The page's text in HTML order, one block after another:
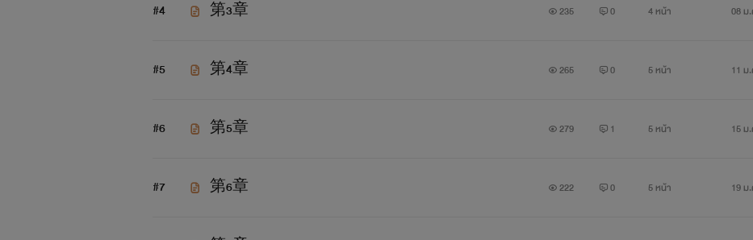
#4 第3章 235 0 4 หน้า 08 ม
#5 第4章 265 0 5 หน้า 11 ม
#6 第5章 279 1 5 หน้า 15 ม
#7 第6章 222 0 5 หน้า 19 ม